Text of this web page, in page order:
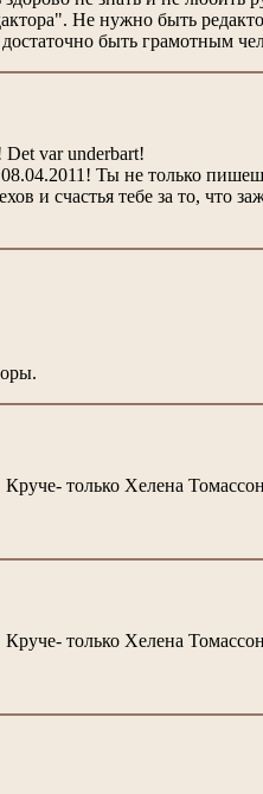
Не нужно быть
быть грамотным
var underbart!
Ты не только
и счастья тебе за то, что
только Хелена
только Хелена